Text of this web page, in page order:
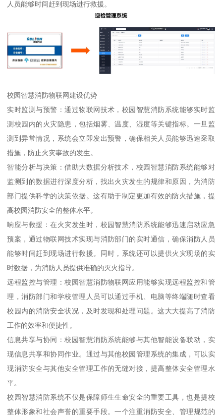
人员能够时间赶到现场进行救援。
校园智慧消防物联网建设优势
实时监测与预警：通过物联网技术，校园智慧消防系统能够实时监
测校园内的火灾隐患，包括烟雾、温度、湿度等关键指标。一旦监
测到异常情况，系统会立即发出预警，确保相关人员能够迅速采取
措施，防止火灾事故的发生。
智能分析与决策：借助大数据分析技术，校园智慧消防系统能够对
监测到的数据进行深度分析，找出火灾发生的规律和原因，为消防
部门提供科学的决策依据。这有助于制定更加有效的防火措施，提
高校园消防安全的整体水平。
响应与救援：在火灾发生时，校园智慧消防系统能够迅速启动应急
预案，通过物联网技术实现与消防部门的实时通信，确保消防人员
能够时间赶到现场进行救援。同时，系统还可以提供火灾现场的实
时数据，为消防人员提供准确的灭火指导。
远程监控与管理：校园智慧消防物联网应用能够实现远程监控和管
理，消防部门和学校管理人员可以通过手机、电脑等终端随时查看
校园内的消防安全状况，及时发现和处理问题。这大大提高了消防
工作的效率和便捷性。
信息共享与协同：校园智慧消防系统能够与其他智能设备联动，实
现信息共享和协同作业。通过与其他校园管理系统的集成，可以实
现消防安全与其他安全管理工作的无缝对接，提高整体安全管理水
平。
校园智慧消防系统不仅是保障师生生命安全的重要工具，也是提校
整体形象和社会声誉的重要手段。一个注重消防安全、管理规范的